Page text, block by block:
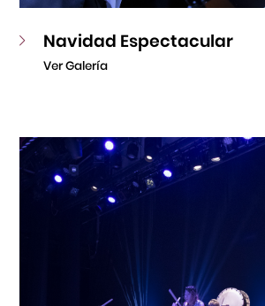
Navidad Espectacular
Ver Galería